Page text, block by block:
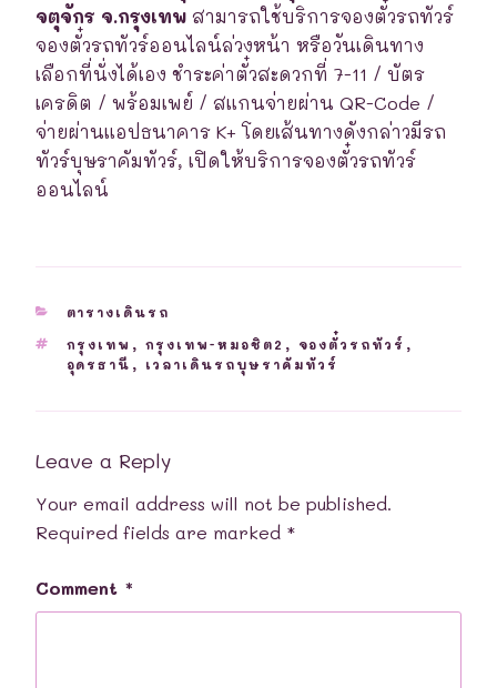
จตุจักร จ.กรุงเทพ สามารถใช้บริการจองตั๋วรถทัวร์
จองตั๋วรถทัวร์ออนไลน์ล่วงหน้า หรือวันเดินทาง
เลือกที่นั่งได้เอง ชำระค่าตั๋วสะดวกที่ 7-11 / บัตร
เครดิต / พร้อมเพย์ / สแกนจ่ายผ่าน QR-Code /
จ่ายผ่านแอปธนาคาร K+ โดยเส้นทางดังกล่าวมีรถ
ทัวร์บุษราคัมทัวร์, เปิดให้บริการจองตั๋วรถทัวร์
ออนไลน์
CATEGORIES
ตารางเดินรถ
TAGS
กรุงเทพ , กรุงเทพ-หมอชิต2 , จองตั๋วรถทัวร์ ,
อุดรธานี , เวลาเดินรถบุษราคัมทัวร์
Leave a Reply
Your email address will not be published.
Required fields are marked *
Comment *